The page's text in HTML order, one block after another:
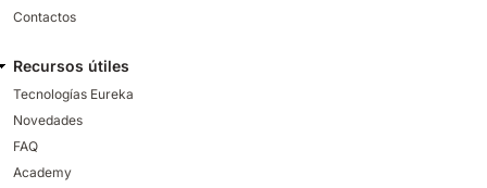
Contactos
Recursos útiles
Tecnologías Eureka
Novedades
FAQ
Academy